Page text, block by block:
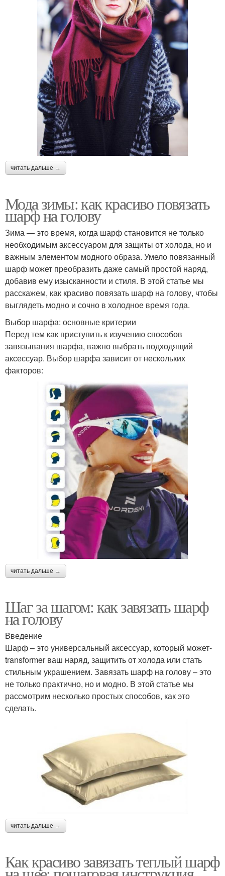
читать дальше →
Мода зимы: как красиво повязать
шарф на голову
Зима — это время, когда шарф становится не только
необходимым аксессуаром для защиты от холода, но и
важным элементом модного образа. Умело повязанный
шарф может преобразить даже самый простой наряд,
добавив ему изысканности и стиля. В этой статье мы
расскажем, как красиво повязать шарф на голову, чтобы
выглядеть модно и сочно в холодное время года.
Выбор шарфа: основные критерии
Перед тем как приступить к изучению способов
завязывания шарфа, важно выбрать подходящий
аксессуар. Выбор шарфа зависит от нескольких
факторов:
читать дальше →
Шаг за шагом: как завязать шарф
на голову
Введение
Шарф – это универсальный аксессуар, который может-
transformer ваш наряд, защитить от холода или стать
стильным украшением. Завязать шарф на голову – это
не только практично, но и модно. В этой статье мы
рассмотрим несколько простых способов, как это
сделать.
читать дальше →
Как красиво завязать теплый шарф